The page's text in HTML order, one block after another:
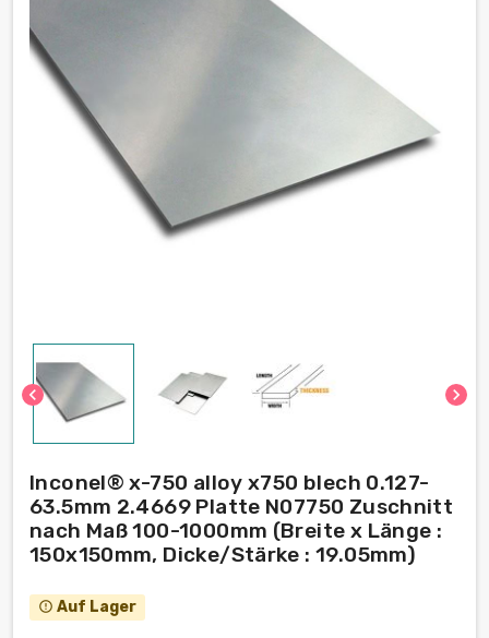
chevron_left chevron_right
Inconel® x-750 alloy x750 blech 0.127-
63.5mm 2.4669 Platte N07750 Zuschnitt
nach Maß 100-1000mm (Breite x Länge :
150x150mm, Dicke/Stärke : 19.05mm)
error_outline Auf Lager